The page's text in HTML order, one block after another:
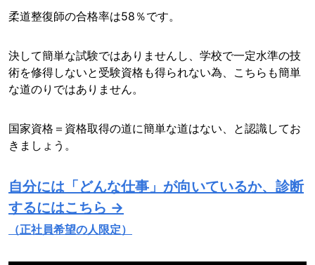
柔道整復師の合格率は58％です。
決して簡単な試験ではありませんし、学校で一定水準の技
術を修得しないと受験資格も得られない為、こちらも簡単
な道のりではありません。
国家資格＝資格取得の道に簡単な道はない、と認識してお
きましょう。
自分には「どんな仕事」が向いているか、診断
するにはこちら →
（正社員希望の人限定）